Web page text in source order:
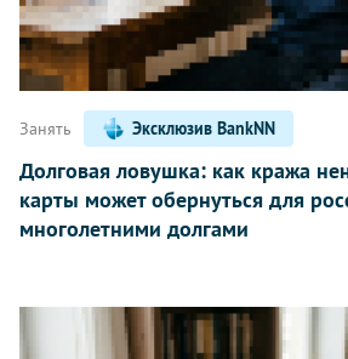
Занять Эксклюзив BankNN
Долговая ловушка: как кража
карты может обернуться для
многолетними долгами